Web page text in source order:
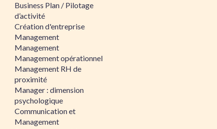
Business Plan / Pilotage
d’activité
Création d'entreprise
Management
Management
Management opérationnel
Management RH de
proximité
Manager : dimension
psychologique
Communication et
Management